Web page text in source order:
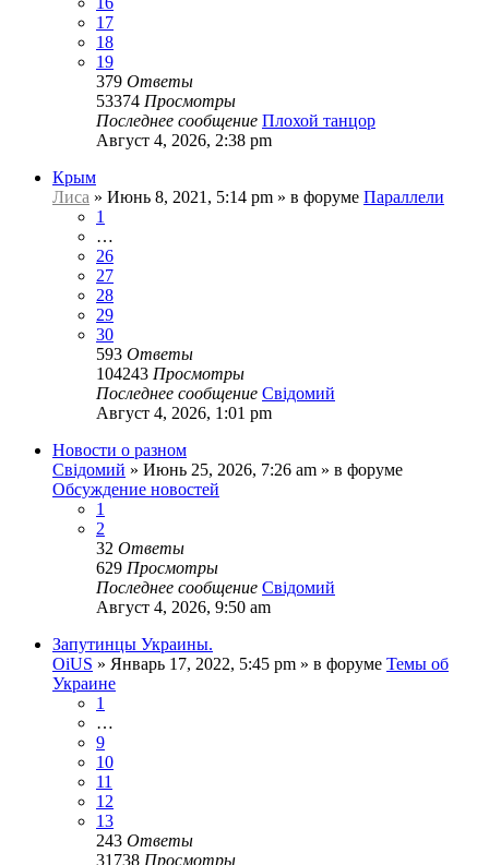
17
18
19
379 Ответы
53374 Просмотры
Последнее сообщение Плохой танцор
Август 4, 2026, 2:38 pm
Крым
Лиса » Июнь 8, 2021, 5:14 pm » в форуме Параллели
1
…
26
27
28
29
30
593 Ответы
104243 Просмотры
Последнее сообщение Свідомий
Август 4, 2026, 1:01 pm
Новости о разном
Свідомий » Июнь 25, 2026, 7:26 am » в форуме
Обсуждение новостей
1
2
32 Ответы
629 Просмотры
Последнее сообщение Свідомий
Август 4, 2026, 9:50 am
Запутинцы Украины.
OiUS » Январь 17, 2022, 5:45 pm » в форуме Темы об
Украине
1
…
9
10
11
12
13
243 Ответы
31738 Просмотры